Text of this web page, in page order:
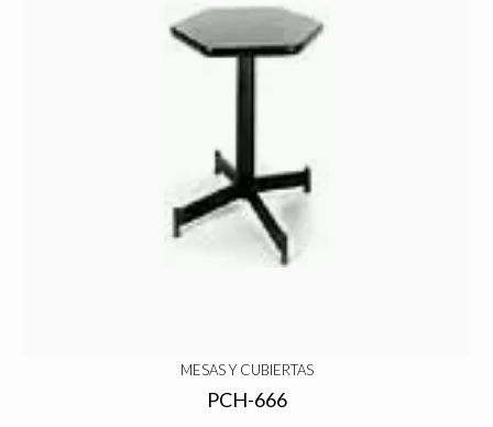
MESAS Y CUBIERTAS
PCH-666